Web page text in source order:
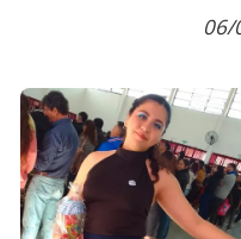
06/